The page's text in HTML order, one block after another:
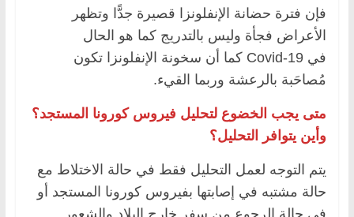
فإن فترة حضانة الإنفلونزا قصيرة جدًّا وتظهر
الأعراض فجأة وليس بالتدريج كما هو الحال
في Covid-19 كما أن سخونة الإنفلونزا تكون
مُصاحَبة بالرعشة وربما القيء.
متى يجب الخضوع لتحليل فيروس كورونا المستجد؟
وأين يتوافر التحليل؟
يتم التوجه لعمل التحليل فقط في حالة الاختلاط مع
حالة مشتبه في إصابتها بفيروس كورونا المستجد أو
في حالة الرجوع من سفر خارج البلاد والشعور